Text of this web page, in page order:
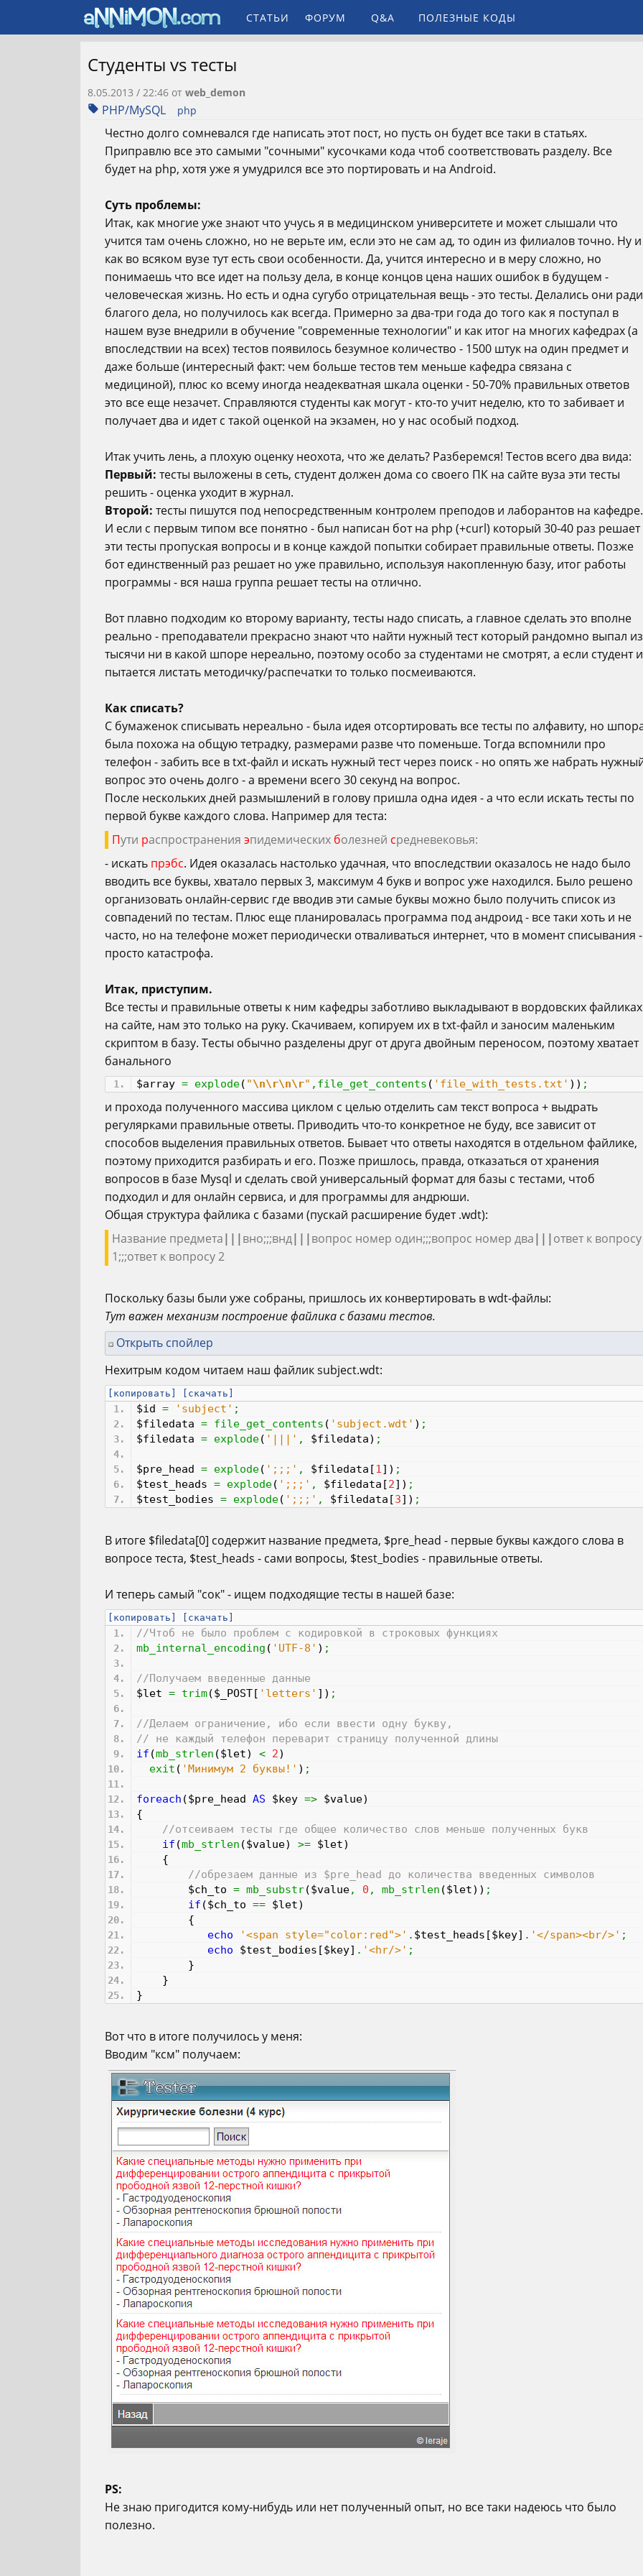
СТАТЬИ ФОРУМ Q&A ПОЛЕЗНЫЕ КОДЫ
Студенты vs тесты
8.05.2013 / 22:46 от web_demon
PHP/MySQL php
Честно долго сомневался где написать этот пост, но пусть он будет все таки в статьях.
Приправлю все это самыми "сочными" кусочками кода чтоб соответствовать разделу. Все
будет на php, хотя уже я умудрился все это портировать и на Android.
Суть проблемы:
Итак, как многие уже знают что учусь я в медицинском университете и может слышали что
учится там очень сложно, но не верьте им, если это не сам ад, то один из филиалов точно. Ну и
как во всяком вузе тут есть свои особенности. Да, учится интересно и в меру сложно, но
понимаешь что все идет на пользу дела, в конце концов цена наших ошибок в будущем -
человеческая жизнь. Но есть и одна сугубо отрицательная вещь - это тесты. Делались они ради
благого дела, но получилось как всегда. Примерно за два-три года до того как я поступал в
нашем вузе внедрили в обучение "современные технологии" и как итог на многих кафедрах (а
впоследствии на всех) тестов появилось безумное количество - 1500 штук на один предмет и
даже больше (интересный факт: чем больше тестов тем меньше кафедра связана с
медициной), плюс ко всему иногда неадекватная шкала оценки - 50-70% правильных ответов
это все еще незачет. Справляются студенты как могут - кто-то учит неделю, кто то забивает и
получает два и идет с такой оценкой на экзамен, но у нас особый подход.
Итак учить лень, а плохую оценку неохота, что же делать? Разберемся! Тестов всего два вида:
Первый: тесты выложены в сеть, студент должен дома со своего ПК на сайте вуза эти тесты
решить - оценка уходит в журнал.
Второй: тесты пишутся под непосредственным контролем преподов и лаборантов на кафедре.
И если с первым типом все понятно - был написан бот на php (+curl) который 30-40 раз решает
эти тесты пропуская вопросы и в конце каждой попытки собирает правильные ответы. Позже
бот единственный раз решает но уже правильно, используя накопленную базу, итог работы
программы - вся наша группа решает тесты на отлично.
Вот плавно подходим ко второму варианту, тесты надо списать, а главное сделать это вполне
реально - преподаватели прекрасно знают что найти нужный тест который рандомно выпал из
тысячи ни в какой шпоре нереально, поэтому особо за студентами не смотрят, а если студент и
пытается листать методичку/распечатки то только посмеиваются.
Как списать?
C бумаженок списывать нереально - была идея отсортировать все тесты по алфавиту, но
была похожа на общую тетрадку, размерами разве что поменьше. Тогда вспомнили про
телефон - забить все в txt-файл и искать нужный тест через поиск - но опять же набрать
вопрос это очень долго - а времени всего 30 секунд на вопрос.
После нескольких дней размышлений в голову пришла одна идея - а что если искать тесты по
первой букве каждого слова. Например для теста:
Пути распространения эпидемических болезней средневековья:
- искать прэбс. Идея оказалась настолько удачная, что впоследствии оказалось не надо было
вводить все буквы, хватало первых 3, максимум 4 букв и вопрос уже находился. Было решено
организовать онлайн-сервис где вводив эти самые буквы можно было получить список из
совпадений по тестам. Плюс еще планировалась программа под андроид - все таки хоть и не
часто, но на телефоне может периодически отваливаться интернет, что в момент списывания -
просто катастрофа.
Итак, приступим.
Все тесты и правильные ответы к ним кафедры заботливо выкладывают в вордовских файликах
на сайте, нам это только на руку. Скачиваем, копируем их в txt-файл и заносим маленьким
скриптом в базу. Тесты обычно разделены друг от друга двойным переносом, поэтому хватает
банального
$array = explode( "\n\r\n\r" , file_get_contents ( 'file_with_tests.txt' ) ) ;
и прохода полученного массива циклом с целью отделить сам текст вопроса + выдрать
регулярками правильные ответы. Приводить что-то конкретное не буду, все зависит от
способов выделения правильных ответов. Бывает что ответы находятся в отдельном файлике,
поэтому приходится разбирать и его. Позже пришлось, правда, отказаться от хранения
вопросов в базе Mysql и сделать свой универсальный формат для базы с тестами, чтоб
подходил и для онлайн сервиса, и для программы для андрюши.
Общая структура файлика с базами (пускай расширение будет .wdt):
Название предмета|||вно;;;внд|||вопрос номер один;;;вопрос номер два|||ответ к вопросу
1;;;ответ к вопросу 2
Поскольку базы были уже собраны, пришлось их конвертировать в wdt-файлы:
Тут важен механизм построение файлика с базами тестов.
Открыть спойлер
Нехитрым кодом читаем наш файлик subject.wdt:
[копировать] [скачать]
$id = 'subject' ;
$filedata = file_get_contents ( 'subject.wdt' ) ;
$filedata = explode( '|||' , $filedata) ;
$pre_head = explode( ';;;' , $filedata [1] ) ;
$test_heads = explode( ';;;' , $filedata [2] ) ;
$test_bodies = explode( ';;;' , $filedata [3] ) ;
В итоге $filedata[0] содержит название предмета, $pre_head - первые буквы каждого слова в
вопросе теста, $test_heads - сами вопросы, $test_bodies - правильные ответы.
И теперь самый "сок" - ищем подходящие тесты в нашей базе:
[копировать] [скачать]
//Чтоб не было проблем с кодировкой в строковых функциях
mb_internal_encoding ( 'UTF-8' ) ;
//Получаем введенные данные
$let = trim($_POST[ 'letters' ] ) ;
//Делаем ограничение, ибо если ввести одну букву,
// не каждый телефон переварит страницу полученной длины
if (mb_strlen ($let) < 2)
exit ( 'Минимум 2 буквы!' ) ;
foreach ($pre_head AS $key => $value)
{
//отсеиваем тесты где общее количество слов меньше полученных букв
if (mb_strlen ($value) >= $let)
{
//обрезаем данные из $pre_head до количества введенных символов
$ch_to = mb_substr($value, 0 , mb_strlen ($let) ) ;
if ($ch_to == $let)
{
echo
'<span style="color:red">' . $test_heads [$key] . '</span><br/>' ;
echo
$test_bodies [$key] . '<hr/>' ;
}
}
}
Вот что в итоге получилось у меня:
Вводим "ксм" получаем:
PS:
Не знаю пригодится кому-нибудь или нет полученный опыт, но все таки надеюсь что было
полезно.